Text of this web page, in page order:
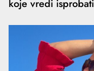
koje vredi isprobati